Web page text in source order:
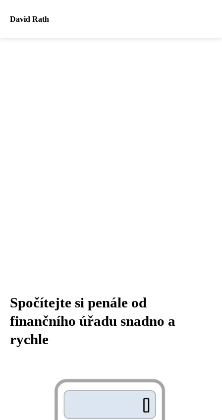
David Rath
Spočítejte si penále od
finančního úřadu snadno a
rychle